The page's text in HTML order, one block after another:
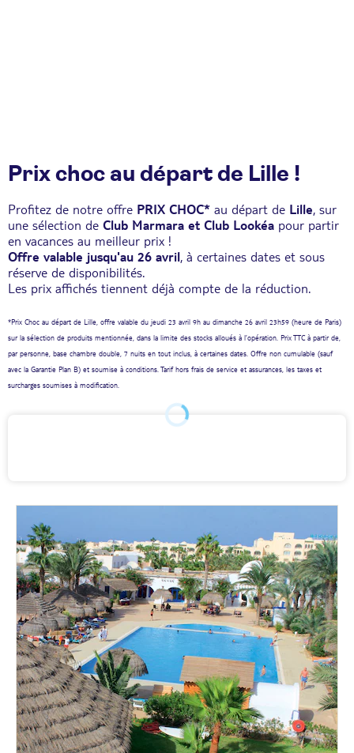
Prix choc au départ de Lille !
Profitez de notre offre PRIX CHOC* au départ de Lille, sur
une sélection de Club Marmara et Club Lookéa pour partir
en vacances au meilleur prix !
Offre valable jusqu'au 26 avril, à certaines dates et sous
réserve de disponibilités.
Les prix affichés tiennent déjà compte de la réduction.
*Prix Choc au départ de Lille, offre valable du jeudi 23 avril 9h au dimanche 26 avril 23h59 (heure de Paris)
sur la sélection de produits mentionnée, dans la limite des stocks alloués à l’opération. Prix TTC à partir de,
par personne, base chambre double, 7 nuits en tout inclus, à certaines dates. Offre non cumulable (sauf
avec la Garantie Plan B) et soumise à conditions. Tarif hors frais de service et assurances, les taxes et
surcharges soumises à modification.